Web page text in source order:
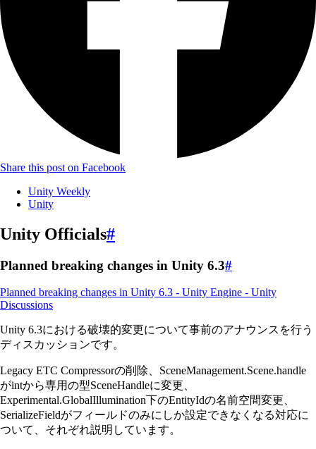
Share this post on Facebook
Unity Weekly
Unity
Unity Officials#
Planned breaking changes in Unity 6.3#
Planned breaking changes in Unity 6.3 - Unity Engine - Unity
Discussions
Unity 6.3における破壊的変更について事前のアナウンスを行う
ディスカッションです。
Legacy ETC Compressorの削除、SceneManagement.Scene.handle
がintから専用の型SceneHandleに変更、
Experimental.GlobalIllumination下のEntityIdの名前空間変更、
SerializeFieldがフィールドのみにしか設定できなくなる対応に
ついて、それぞれ説明しています。